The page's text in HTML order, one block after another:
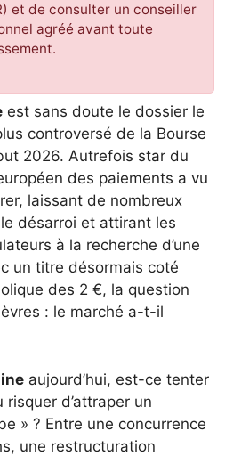
et de consulter un conseiller
agréé avant toute
est sans doute le dossier le
controversé de la Bourse
2026. Autrefois star du
des paiements a vu
laissant de nombreux
désarroi et attirant les
à la recherche d’une
un titre désormais coté
des 2 €, la question
: le marché a-t-il
aujourd’hui, est-ce tenter
d’attraper un
» ? Entre une concurrence
une restructuration